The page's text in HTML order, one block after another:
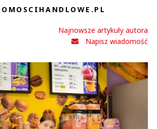
Najnowsze artykuły autora
Napisz wiadomość